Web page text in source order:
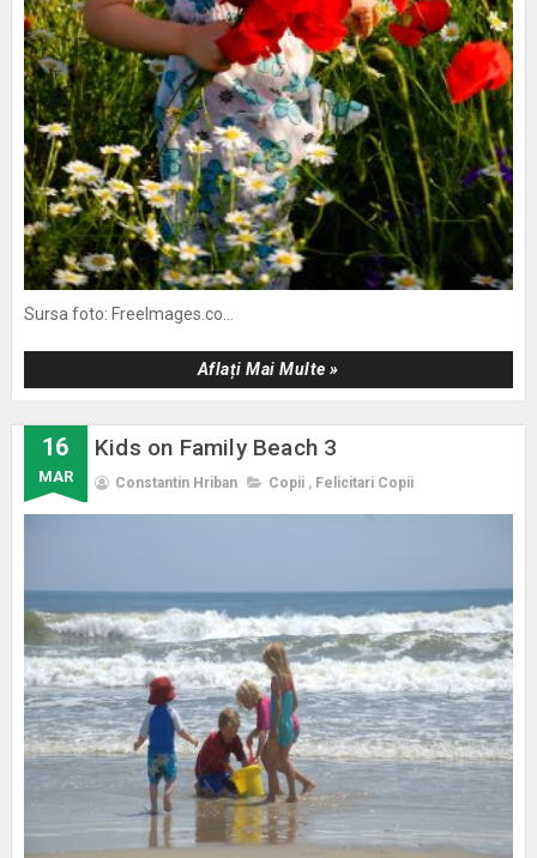
Sursa foto: FreeImages.co...
Aflați Mai Multe »
16
MAR
Kids on Family Beach 3
Constantin Hriban Copii , Felicitari Copii